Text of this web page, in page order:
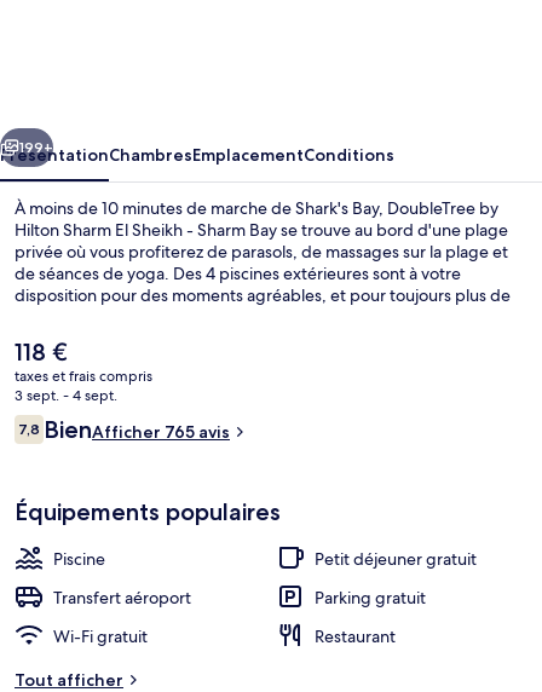
El
Sheikh
Sharm
Bay
Suivant
199+
PrésentationChambresEmplacementConditions
À moins de 10 minutes de marche de Shark's Bay, DoubleTree by
Hilton Sharm El Sheikh - Sharm Bay se trouve au bord d'une plage
privée où vous profiterez de parasols, de massages sur la plage et
de séances de yoga. Des 4 piscines extérieures sont à votre
disposition pour des moments agréables, et pour toujours plus de
courts de tennis extérieurs sont à votre disposition. Les options de
restauration comprennent 4 restaurants, tandis que les 3 bars en
bord de piscine vous invitent à siroter des boissons rafraîchissantes.
Parmi les autres petits avantages de cet hébergement figurent 7
bars/lounges, un club pour enfants (gratuit) et un bar à la plage.
Le
prix
actuel
est
de
118 €
taxes et frais compris
3 sept. - 4 sept.
Avis
voyageurs
7,87,8 sur 10
BienAfficher 765 avis
Équipements populaires
Piscine
Petit déjeuner gratuit
Transfert aéroport
Parking gratuit
Wi-Fi gratuit
Restaurant
Tout afficher